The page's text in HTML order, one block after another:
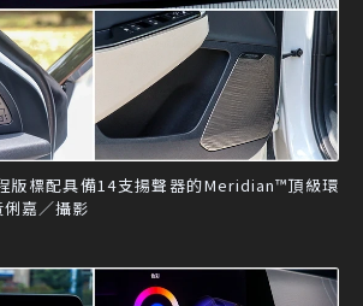
版標配具備14支揚聲器的Meridian™頂級環
嘉／攝影